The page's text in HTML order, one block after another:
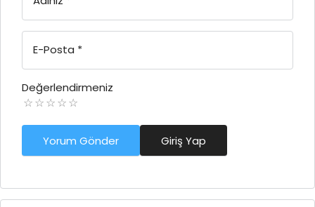
E-Posta *
Değerlendirmeniz
Yorum Gönder Giriş Yap